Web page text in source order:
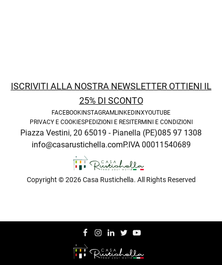
ISCRIVITI ALLA NOSTRA NEWSLETTER OTTIENI IL
25% DI SCONTO
FACEBOOK INSTAGRAM LINKEDINXYOUTUBE
PRIVACY E COOKIESPEDIZIONI E RESI TERMINI E CONDIZIONI
Piazza Vestini, 20 65019 - Pianella (PE)085 97 1308
info@casarustichella.comP.IVA 00011540689
Copyright © 2026 Casa Rustichella. All Rights Reserved